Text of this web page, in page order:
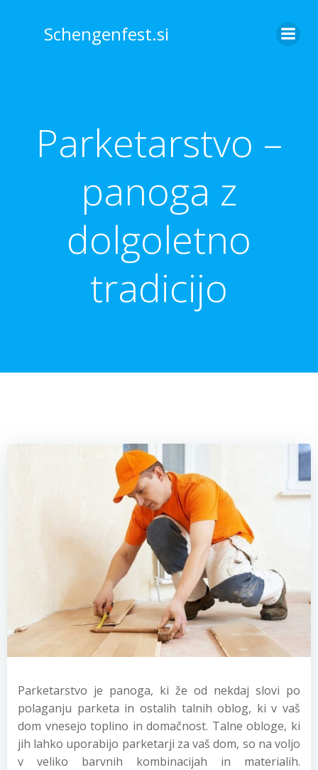
to
content
Schengenfest.si
Parketarstvo –
panoga z
dolgoletno
tradicijo
Parketarstvo je panoga, ki že od nekdaj slovi po
polaganju parketa in ostalih talnih oblog, ki v vaš
dom vnesejo toplino in domačnost. Talne obloge, ki
jih lahko uporabijo parketarji za vaš dom, so na voljo
v veliko barvnih kombinacijah in materialih.